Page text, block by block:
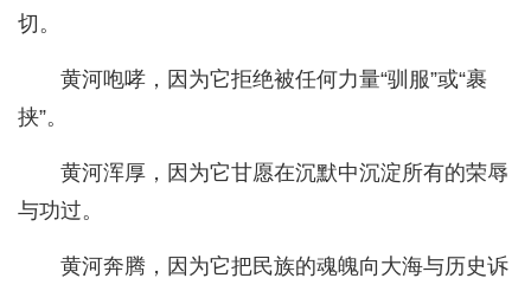
切。
黄河咆哮，因为它拒绝被任何力量“驯服”或“裹
挟”。
黄河浑厚，因为它甘愿在沉默中沉淀所有的荣辱
与功过。
黄河奔腾，因为它把民族的魂魄向大海与历史诉